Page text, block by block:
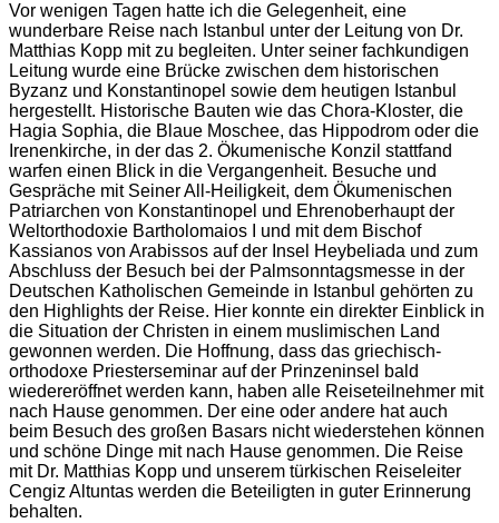
Vor wenigen Tagen hatte ich die Gelegenheit, eine
wunderbare Reise nach Istanbul unter der Leitung von Dr.
Matthias Kopp mit zu begleiten. Unter seiner fachkundigen
Leitung wurde eine Brücke zwischen dem historischen
Byzanz und Konstantinopel sowie dem heutigen Istanbul
hergestellt. Historische Bauten wie das Chora-Kloster, die
Hagia Sophia, die Blaue Moschee, das Hippodrom oder die
Irenenkirche, in der das 2. Ökumenische Konzil stattfand
warfen einen Blick in die Vergangenheit. Besuche und
Gespräche mit Seiner All-Heiligkeit, dem Ökumenischen
Patriarchen von Konstantinopel und Ehrenoberhaupt der
Weltorthodoxie Bartholomaios I und mit dem Bischof
Kassianos von Arabissos auf der Insel Heybeliada und zum
Abschluss der Besuch bei der Palmsonntagsmesse in der
Deutschen Katholischen Gemeinde in Istanbul gehörten zu
den Highlights der Reise. Hier konnte ein direkter Einblick in
die Situation der Christen in einem muslimischen Land
gewonnen werden. Die Hoffnung, dass das griechisch-
orthodoxe Priesterseminar auf der Prinzeninsel bald
wiedereröffnet werden kann, haben alle Reiseteilnehmer mit
nach Hause genommen. Der eine oder andere hat auch
beim Besuch des großen Basars nicht wiederstehen können
und schöne Dinge mit nach Hause genommen. Die Reise
mit Dr. Matthias Kopp und unserem türkischen Reiseleiter
Cengiz Altuntas werden die Beteiligten in guter Erinnerung
behalten.